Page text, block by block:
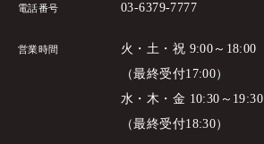
電話番号 03-6379-7777
営業時間
火・土・祝 9:00～18:00
（最終受付17:00）
水・木・金 10:30～19:30
（最終受付18:30）